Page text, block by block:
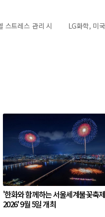
스트레스 관리 시
LG화학, 미
'한화와 함께하는 서울세계불꽃축제
2026' 9월 5일 개최